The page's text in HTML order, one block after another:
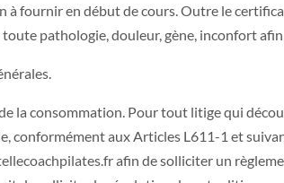
à fournir en début de cours. Outre le
pathologie, douleur, gène, inconfort
la consommation. Pour tout litige qui
conformément aux Articles L611-1 et
afin de solliciter un